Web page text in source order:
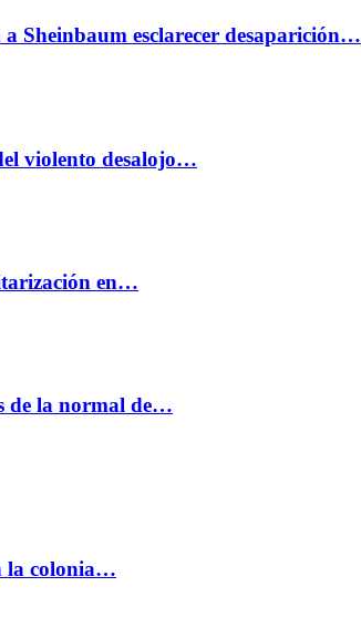
Sheinbaum esclarecer desaparición…
violento desalojo…
en…
de la normal de…
la colonia…